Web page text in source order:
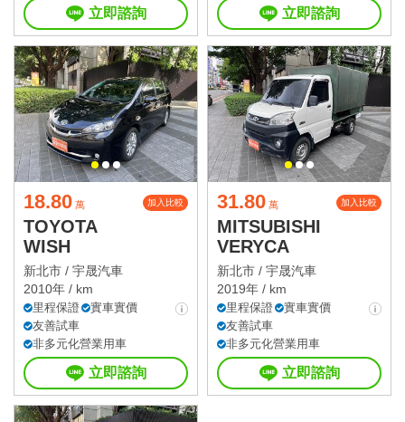
立即諮詢 立即諮詢
18.80 萬 加入比較
TOYOTA
WISH
新北市 / 宇晟汽車
2010年 / km
里程保證
實車實價
友善試車
非多元化營業用車
立即諮詢
31.80 萬 加入比較
MITSUBISHI
VERYCA
新北市 / 宇晟汽車
2019年 / km
里程保證
實車實價
友善試車
非多元化營業用車
立即諮詢